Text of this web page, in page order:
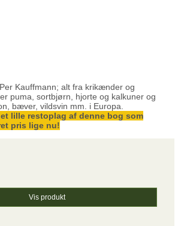
Kauffmann; alt fra krikænder og
puma, sortbjørn, hjorte og kalkuner og
bæver, vildsvin mm. i Europa.
lille restoplag af denne bog som
pris lige nu!
Vis produkt